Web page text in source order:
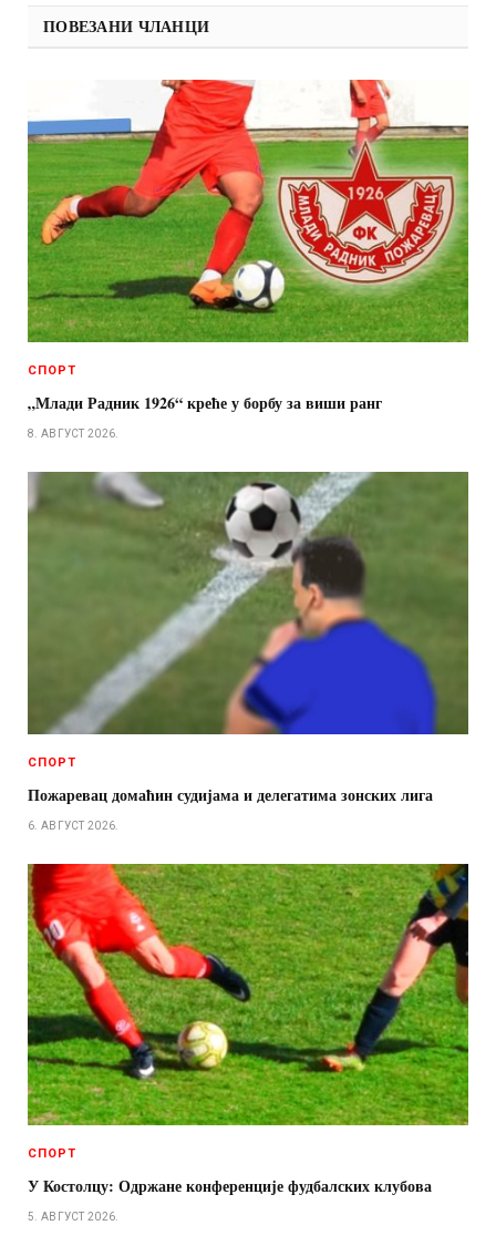
ПОВЕЗАНИ ЧЛАНЦИ
СПОРТ
„Млади Радник 1926“ креће у борбу за виши ранг
8. АВГУСТ 2026.
СПОРТ
Пожаревац домаћин судијама и делегатима зонских лига
6. АВГУСТ 2026.
СПОРТ
У Костолцу: Одржане конференције фудбалских клубова
5. АВГУСТ 2026.